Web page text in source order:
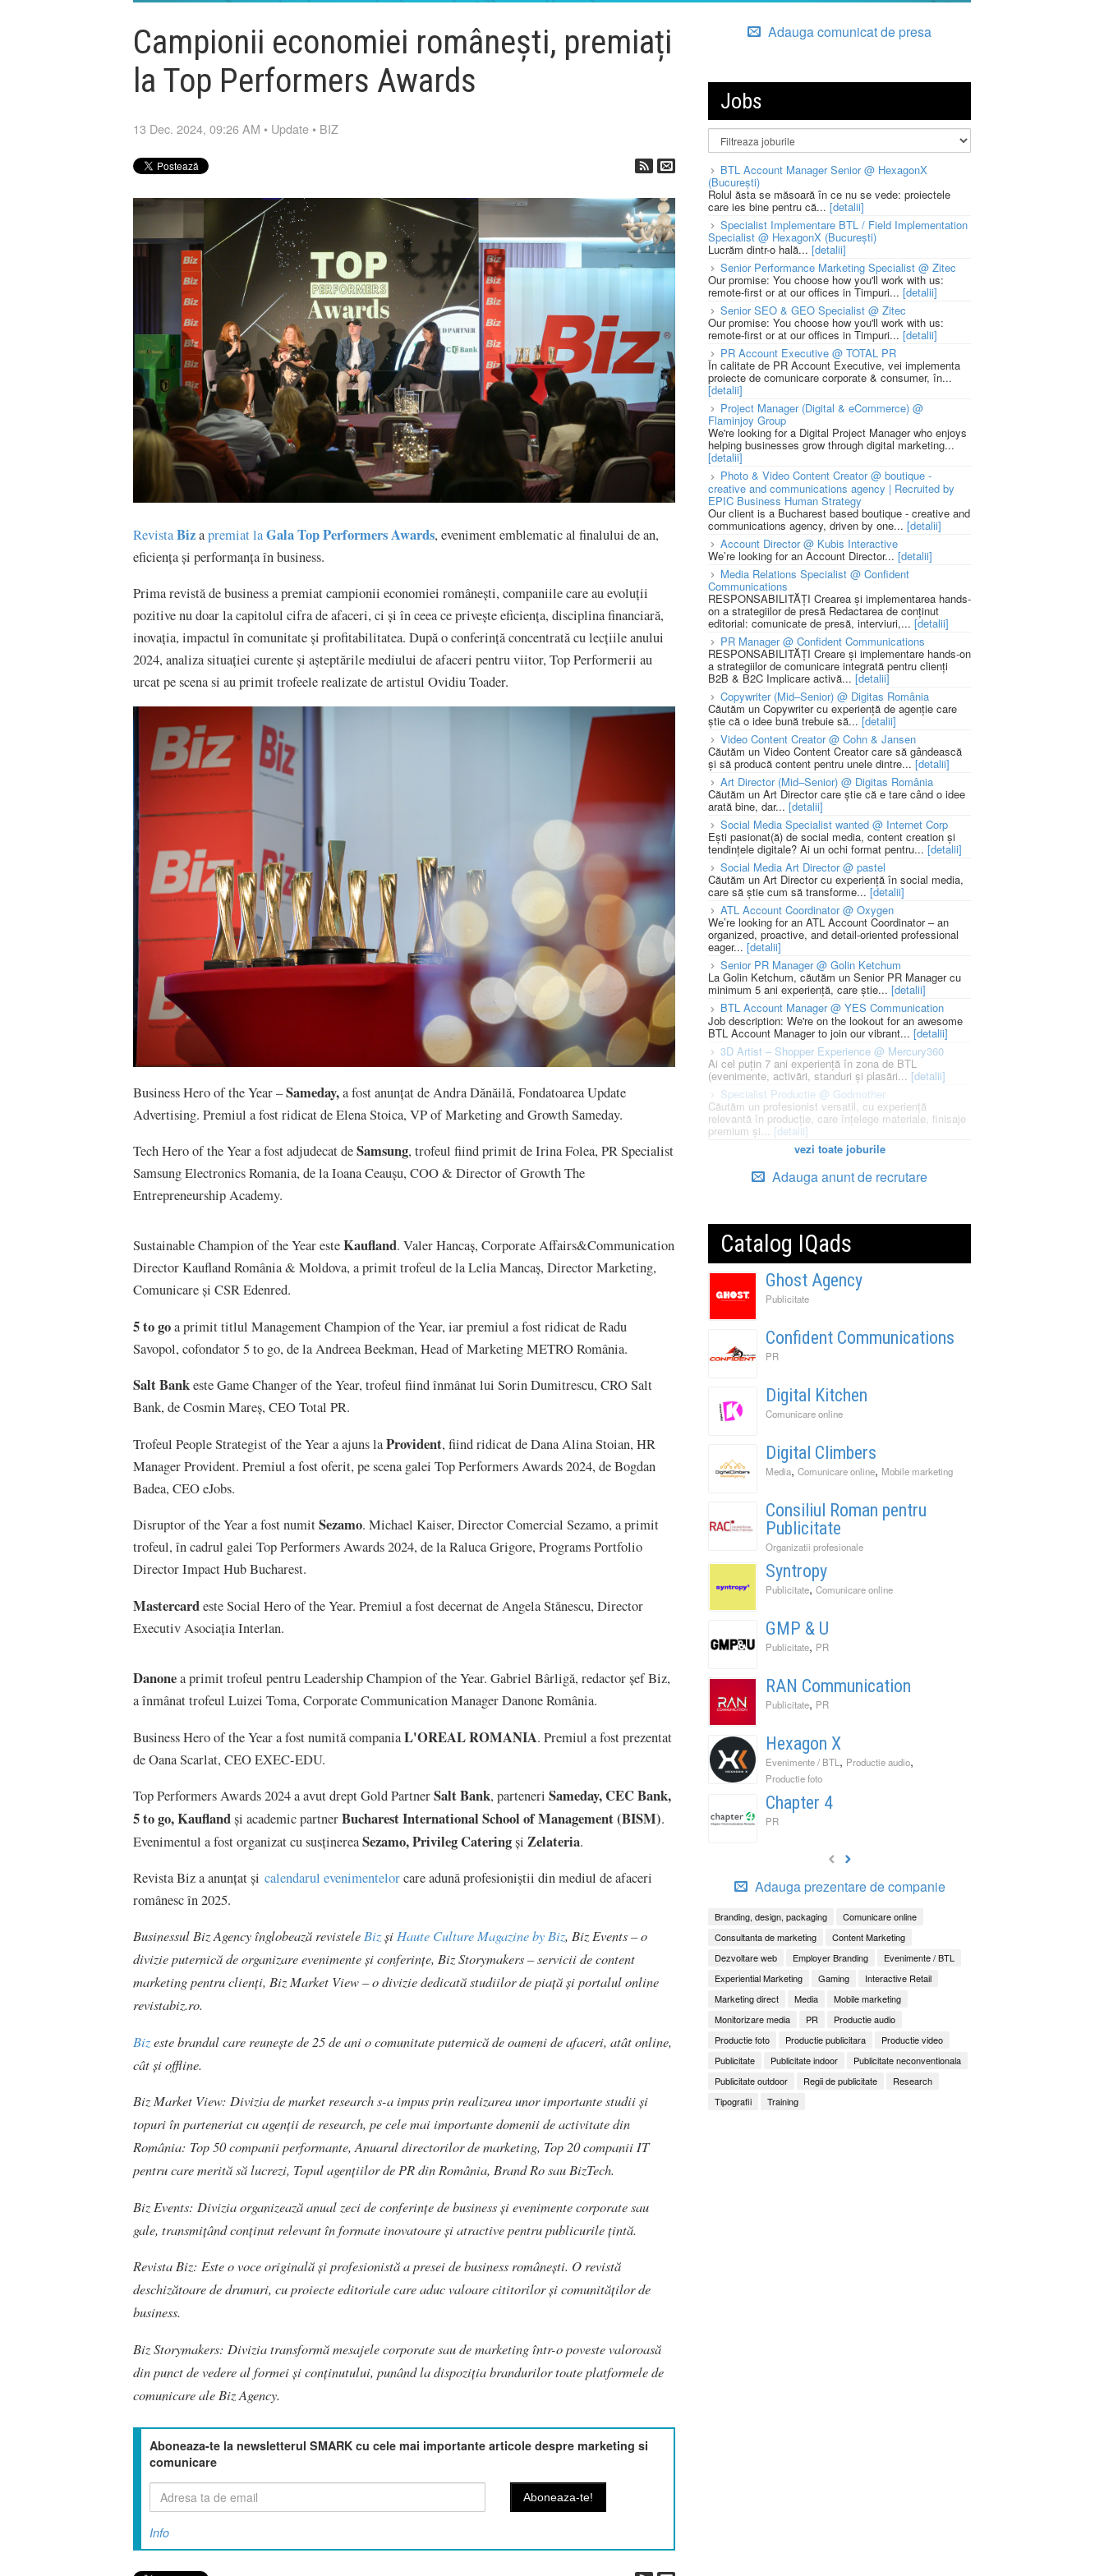
Campionii economiei românești, premiați
la Top Performers Awards
13 Dec. 2024, 09:26 AM • Update • BIZ
RevistaBizapremiat laGala Top Performers Awards, eveniment emblematic al finalului de an,
eficiența și performanța în business.
Prima revistă de business a premiat campionii economiei românești, companiile care au evoluții
pozitive nu doar la capitolul cifra de afaceri, ci și în ceea ce privește eficiența, disciplina financiară,
inovația, impactul în comunitate și profitabilitatea. După o conferință concentrată cu lecțiile anului
2024, analiza situației curente și așteptările mediului de afaceri pentru viitor, Top Performerii au
urcat pe scena si au primit trofeele realizate de artistul Ovidiu Toader.
Business Hero of the Year –Sameday,a fost anunțat de Andra Dănăilă, Fondatoarea Update
Advertising. Premiul a fost ridicat de Elena Stoica, VP of Marketing and Growth Sameday.
Tech Hero of the Year a fost adjudecat deSamsung, trofeul fiind primit de Irina Folea, PR Specialist
Samsung Electronics Romania, de la Ioana Ceaușu, COO & Director of Growth The
Entrepreneurship Academy.
Sustainable Champion of the Year esteKaufland. Valer Hancaș, Corporate Affairs&Communication
Director Kaufland România & Moldova, a primit trofeul de la Lelia Mancaș, Director Marketing,
Comunicare și CSR Edenred.
5 to goa primit titlul Management Champion of the Year, iar premiul a fost ridicat de Radu
Savopol, cofondator 5 to go, de la Andreea Beekman, Head of Marketing METRO România.
Salt Bankeste Game Changer of the Year, trofeul fiind înmânat lui Sorin Dumitrescu, CRO Salt
Bank, de Cosmin Mareș, CEO Total PR.
Trofeul People Strategist of the Year a ajuns laProvident, fiind ridicat de Dana Alina Stoian, HR
Manager Provident. Premiul a fost oferit, pe scena galei Top Performers Awards 2024, de Bogdan
Badea, CEO eJobs.
Disruptor of the Year a fost numitSezamo. Michael Kaiser, Director Comercial Sezamo, a primit
trofeul, în cadrul galei Top Performers Awards 2024, de la Raluca Grigore, Programs Portfolio
Director Impact Hub Bucharest.
Mastercardeste Social Hero of the Year. Premiul a fost decernat de Angela Stănescu, Director
Executiv Asociația Interlan.
Danonea primit trofeul pentru Leadership Champion of the Year. Gabriel Bârligă, redactor șef Biz,
a înmânat trofeul Luizei Toma, Corporate Communication Manager Danone România.
Business Hero of the Year a fost numită companiaL'OREAL ROMANIA. Premiul a fost prezentat
de Oana Scarlat, CEO EXEC-EDU.
Top Performers Awards 2024 a avut drept Gold PartnerSalt Bank, parteneri Sameday, CEC Bank,
5 to go, Kauflandși academic partnerBucharest International School of Management (BISM).
Evenimentul a fost organizat cu susținereaSezamo, Privileg Cateringși Zelateria.
Revista Biz a anunțat și calendarul evenimentelorcare adună profesioniștii din mediul de afaceri
românesc în 2025.
Businessul Biz Agency înglobează revistele Bizși Haute Culture Magazine by Biz, Biz Events – o
divizie puternică de organizare evenimente și conferințe, Biz Storymakers – servicii de content
marketing pentru clienți, Biz Market View – o divizie dedicată studiilor de piață și portalul online
revistabiz.ro.
Bizeste brandul care reunește de 25 de ani o comunitate puternică de oameni de afaceri, atât online,
cât și offline.
Biz Market View: Divizia de market research s-a impus prin realizarea unor importante studii și
topuri în parteneriat cu agenții de research, pe cele mai importante domenii de activitate din
România: Top 50 companii performante, Anuarul directorilor de marketing, Top 20 companii IT
pentru care merită să lucrezi, Topul agențiilor de PR din România, Brand Ro sau BizTech.
Biz Events: Divizia organizează anual zeci de conferințe de business și evenimente corporate sau
gale, transmițând conținut relevant în formate inovatoare și atractive pentru publicurile țintă.
Revista Biz: Este o voce originală și profesionistă a presei de business românești. O revistă
deschizătoare de drumuri, cu proiecte editoriale care aduc valoare cititorilor și comunităților de
business.
Biz Storymakers: Divizia transformă mesajele corporate sau de marketing într-o poveste valoroasă
din punct de vedere al formei și conținutului, punând la dispoziția brandurilor toate platformele de
comunicare ale Biz Agency.
Aboneaza-te la newsletterul SMARK cu cele mai importante articole despre marketing si
comunicare
Info
Adauga comunicat de presa
Jobs
BTL Account Manager Senior @ HexagonX
(București)
Rolul ăsta se măsoară în ce nu se vede: proiectele
care ies bine pentru că... [detalii]
Specialist Implementare BTL / Field Implementation
Specialist @ HexagonX (București)
Lucrăm dintr-o hală... [detalii]
Senior Performance Marketing Specialist @ Zitec
Our promise: You choose how you'll work with us:
remote-first or at our offices in Timpuri... [detalii]
Senior SEO & GEO Specialist @ Zitec
Our promise: You choose how you'll work with us:
remote-first or at our offices in Timpuri... [detalii]
PR Account Executive @ TOTAL PR
În calitate de PR Account Executive, vei implementa
proiecte de comunicare corporate & consumer, în...
[detalii]
Project Manager (Digital & eCommerce) @
Flaminjoy Group
We're looking for a Digital Project Manager who enjoys
helping businesses grow through digital marketing...
[detalii]
Photo & Video Content Creator @ boutique -
creative and communications agency | Recruited by
EPIC Business Human Strategy
Our client is a Bucharest based boutique - creative and
communications agency, driven by one... [detalii]
Account Director @ Kubis Interactive
We’re looking for an Account Director... [detalii]
Media Relations Specialist @ Confident
Communications
RESPONSABILITĂȚI Crearea și implementarea hands-
on a strategiilor de presă Redactarea de conținut
editorial: comunicate de presă, interviuri,... [detalii]
PR Manager @ Confident Communications
RESPONSABILITĂȚI Creare și implementare hands-on
a strategiilor de comunicare integrată pentru clienți
B2B & B2C Implicare activă... [detalii]
Copywriter (Mid–Senior) @ Digitas România
Căutăm un Copywriter cu experiență de agenție care
știe că o idee bună trebuie să... [detalii]
Video Content Creator @ Cohn & Jansen
Căutăm un Video Content Creator care să gândească
și să producă content pentru unele dintre...[detalii]
Art Director (Mid–Senior) @ Digitas România
Căutăm un Art Director care știe că e tare când o idee
arată bine, dar... [detalii]
Social Media Specialist wanted @ Internet Corp
Ești pasionat(ă) de social media, content creation și
tendințele digitale? Ai un ochi format pentru... [detalii]
Social Media Art Director @ pastel
Căutăm un Art Director cu experiență în social media,
care să știe cum să transforme... [detalii]
ATL Account Coordinator @ Oxygen
We’re looking for an ATL Account Coordinator – an
organized, proactive, and detail-oriented professional
eager... [detalii]
Senior PR Manager @ Golin Ketchum
La Golin Ketchum, căutăm un Senior PR Manager cu
minimum 5 ani experiență, care știe... [detalii]
BTL Account Manager @ YES Communication
Job description: We're on the lookout for an awesome
BTL Account Manager to join our vibrant... [detalii]
3D Artist – Shopper Experience @ Mercury360
Ai cel puțin 7 ani experiență în zona de BTL
(evenimente, activări, standuri și plasări... [detalii]
Specialist Productie @ Godmother
Căutăm un profesionist versatil, cu experiență
relevantă în producție, care înțelege materiale, finisaje
premium și... [detalii]
vezi toate joburile
Adauga anunt de recrutare
Catalog IQads
Ghost Agency
Publicitate
Confident Communications
PR
Digital Kitchen
Comunicare online
Digital Climbers
Media, Comunicare online, Mobile marketing
Consiliul Roman pentru
Publicitate
Organizatii profesionale
Syntropy
Publicitate, Comunicare online
GMP & U
Publicitate, PR
RAN Communication
Publicitate, PR
Hexagon X
Evenimente / BTL , Productie audio,
Productie foto
Chapter 4
PR
Adauga prezentare de companie
Branding, design, packaging
Comunicare online
Consultanta de marketing
Content Marketing
Dezvoltare web
Employer Branding
Evenimente / BTL
Experiential Marketing
Gaming
Interactive Retail
Marketing direct
Media
Mobile marketing
Monitorizare media
PR
Productie audio
Productie foto
Productie publicitara
Productie video
Publicitate
Publicitate indoor
Publicitate neconventionala
Publicitate outdoor
Regii de publicitate
Research
Tipografii
Training